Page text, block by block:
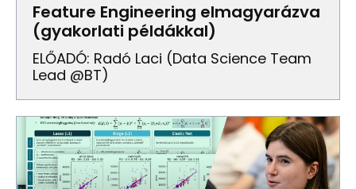
Feature Engineering elmagyarázva
(gyakorlati példákkal)
ELŐADÓ: Radó Laci (data Science Team
Lead @BT)